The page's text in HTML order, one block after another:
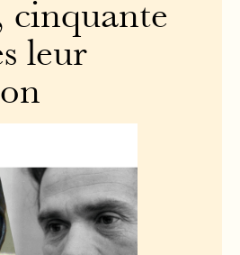
cinquante
leur